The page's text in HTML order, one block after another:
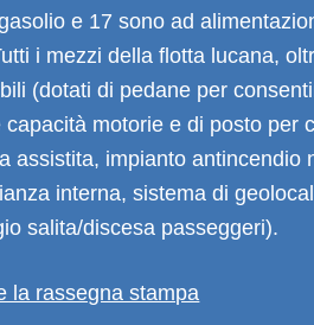
e 17 sono ad
i mezzi della flotta lucana,
(dotati di pedane per
motorie e di posto per
assistita, impianto antincendio
interna, sistema di
salita/discesa passeggeri).
la rassegna stampa